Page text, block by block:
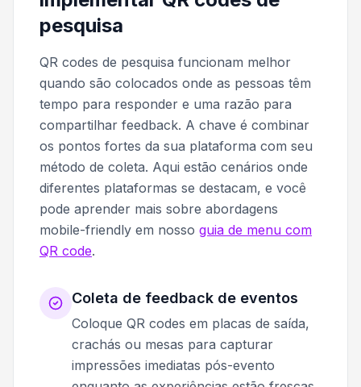
pesquisa
QR codes de pesquisa funcionam melhor
quando são colocados onde as pessoas têm
tempo para responder e uma razão para
compartilhar feedback. A chave é combinar
os pontos fortes da sua plataforma com seu
método de coleta. Aqui estão cenários onde
diferentes plataformas se destacam, e você
pode aprender mais sobre abordagens
mobile-friendly em nosso guia de menu com
QR code.
Coleta de feedback de eventos
Coloque QR codes em placas de saída,
crachás ou mesas para capturar
impressões imediatas pós-evento